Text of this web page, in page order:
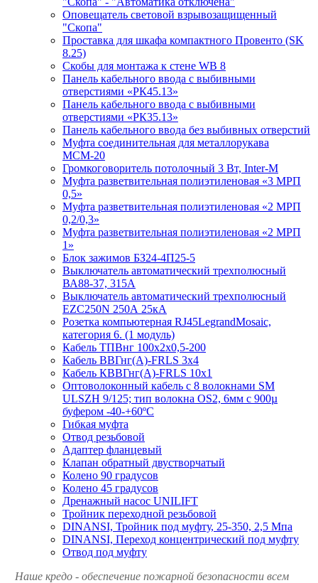
Оповещатель световой взрывозащищенный
"Скопа"
Проставка для шкафа компактного Провенто (SK
8.25)
Скобы для монтажа к стене WB 8
Панель кабельного ввода с выбивными
отверстиями «РК45.13»
Панель кабельного ввода с выбивными
отверстиями «РК35.13»
Панель кабельного ввода без выбивных отверстий
Муфта соединительная для металлорукава
МСМ-20
Громкоговоритель потолочный 3 Вт, Inter-M
Муфта разветвительная полиэтиленовая «3 МРП
0,5»
Муфта разветвительная полиэтиленовая «2 МРП
0,2/0,3»
Муфта разветвительная полиэтиленовая «2 МРП
1»
Блок зажимов БЗ24-4П25-5
Выключатель автоматический трехполюсный
ВА88-37, 315А
Выключатель автоматический трехполюсный
EZC250N 250А 25кА
Розетка компьютерная RJ45LegrandMosaic,
категория 6. (1 модуль)
Кабель ТПВнг 100х2х0,5-200
Кабель ВВГнг(А)-FRLS 3х4
Кабель КВВГнг(А)-FRLS 10х1
Оптоволоконный кабель с 8 волокнами SM
ULSZH 9/125; тип волокна OS2, 6мм с 900µ
буфером -40-+60ºC
Гибкая муфта
Отвод резьбовой
Адаптер фланцевый
Клапан обратный двустворчатый
Колено 90 градусов
Колено 45 градусов
Дренажный насос UNILIFT
Тройник переходной резьбовой
DINANSI, Тройник под муфту, 25-350, 2,5 Мпа
DINANSI, Переход концентрический под муфту
Отвод под муфту
Наше кредо - обеспечение пожарной безопасности всем